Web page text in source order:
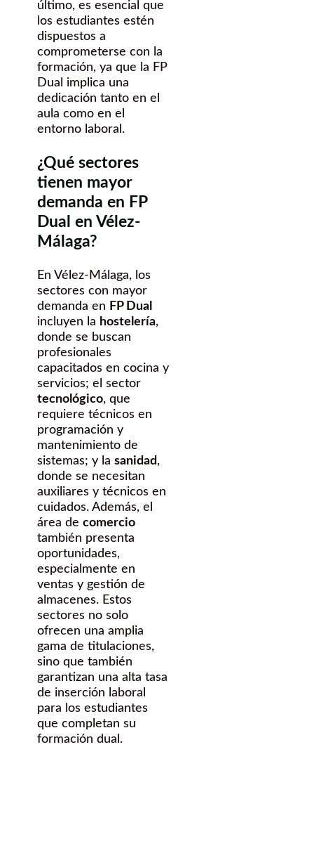
último, es esencial que
los estudiantes estén
dispuestos a
comprometerse con la
formación, ya que la FP
Dual implica una
dedicación tanto en el
aula como en el
entorno laboral.
¿Qué sectores
tienen mayor
demanda en FP
Dual en Vélez-
Málaga?
En Vélez-Málaga, los
sectores con mayor
demanda en FP Dual
incluyen la hostelería,
donde se buscan
profesionales
capacitados en cocina y
servicios; el sector
tecnológico, que
requiere técnicos en
programación y
mantenimiento de
sistemas; y la sanidad,
donde se necesitan
auxiliares y técnicos en
cuidados. Además, el
área de comercio
también presenta
oportunidades,
especialmente en
ventas y gestión de
almacenes. Estos
sectores no solo
ofrecen una amplia
gama de titulaciones,
sino que también
garantizan una alta tasa
de inserción laboral
para los estudiantes
que completan su
formación dual.